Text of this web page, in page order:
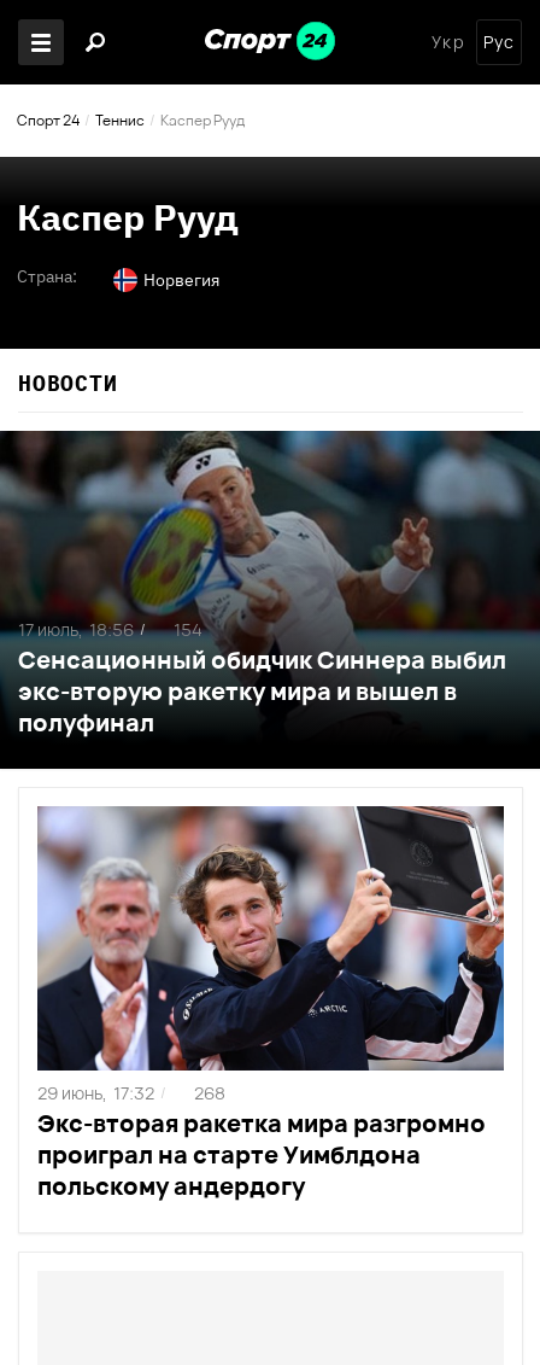
Укр Рус
Спорт 24 Теннис Каспер Рууд
Каспер Рууд
Страна: Норвегия
НОВОСТИ
Сенсационный обидчик Синнера выбил
экс-вторую ракетку мира и вышел в
полуфинал
17 июль, 18:56 / 154
Экс-вторая ракетка мира разгромно
проиграл на старте Уимблдона
польскому андердогу
29 июнь, 17:32 / 268